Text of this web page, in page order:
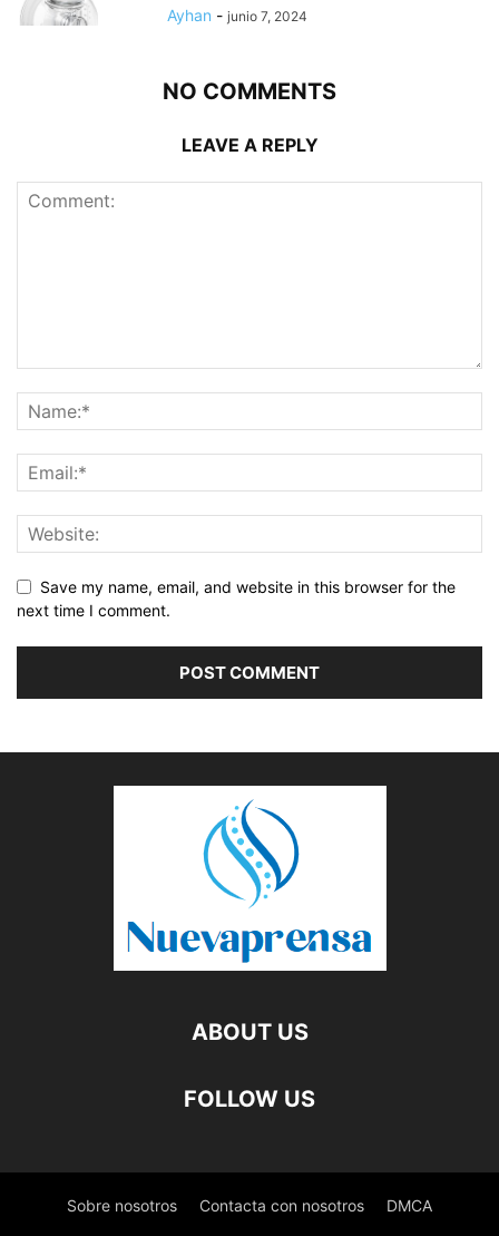
Ayhan - junio 7, 2024
NO COMMENTS
LEAVE A REPLY
Save my name, email, and website in this browser for the
next time I comment.
ABOUT US
FOLLOW US
Sobre nosotros Contacta con nosotros DMCA